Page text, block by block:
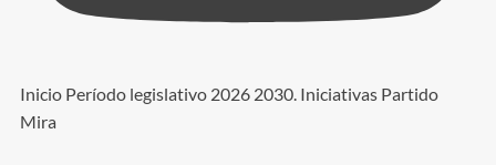
Inicio Período legislativo 2026 2030. Iniciativas Partido
Mira